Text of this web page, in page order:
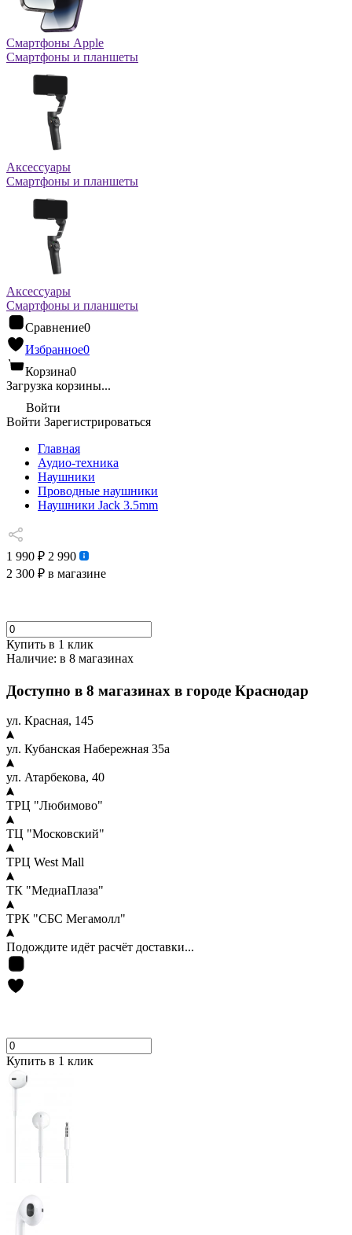
Смартфоны Apple
Смартфоны и планшеты
Аксессуары
Смартфоны и планшеты
Аксессуары
Смартфоны и планшеты
Сравнение0
Избранное0
Корзина0
Загрузка корзины...
Войти
Войти Зарегистрироваться
Главная
Аудио-техника
Наушники
Проводные наушники
Наушники Jack 3.5mm
1 990 ₽ 2 990
2 300 ₽ в магазине
Купить в 1 клик
Наличие: в 8 магазинах
Доступно в 8 магазинах в городе Краснодар
ул. Красная, 145
ул. Кубанская Набережная 35а
ул. Атарбекова, 40
ТРЦ "Любимово"
ТЦ "Московский"
ТРЦ West Mall
ТК "МедиаПлаза"
ТРК "СБС Мегамолл"
Подождите идёт расчёт доставки...
Купить в 1 клик